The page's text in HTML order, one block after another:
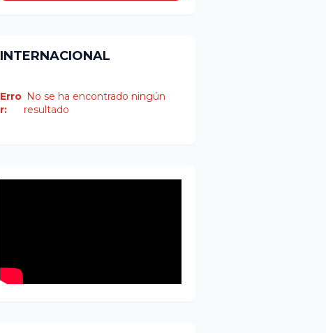
INTERNACIONAL
Erro
r:
No se ha encontrado ningún
resultado